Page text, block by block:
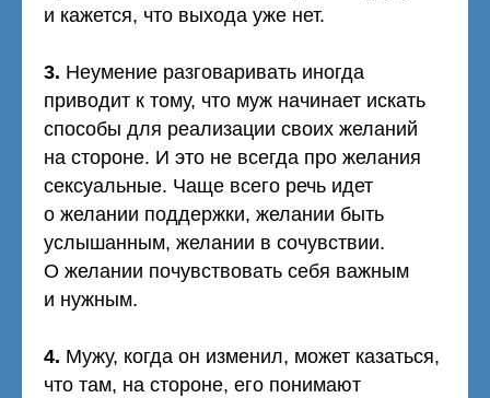
и кажется, что выхода уже нет.
3. Неумение разговаривать иногда
приводит к тому, что муж начинает искать
способы для реализации своих желаний
на стороне. И это не всегда про желания
сексуальные. Чаще всего речь идет
о желании поддержки, желании быть
услышанным, желании в сочувствии.
О желании почувствовать себя важным
и нужным.
4. Мужу, когда он изменил, может казаться,
что там, на стороне, его понимают